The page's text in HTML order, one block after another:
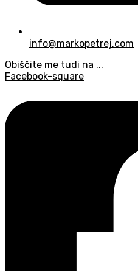
info@markopetrej.com
Obiščite me tudi na ...
Facebook-square